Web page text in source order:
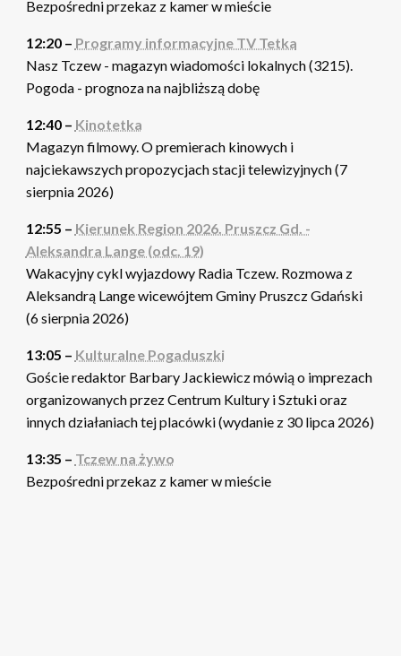
Bezpośredni przekaz z kamer w mieście
12:20 – Programy informacyjne TV Tetka
Nasz Tczew - magazyn wiadomości lokalnych (3215).
Pogoda - prognoza na najbliższą dobę
12:40 – Kinotetka
Magazyn filmowy. O premierach kinowych i
najciekawszych propozycjach stacji telewizyjnych (7
sierpnia 2026)
12:55 – Kierunek Region 2026. Pruszcz Gd. -
Aleksandra Lange (odc. 19)
Wakacyjny cykl wyjazdowy Radia Tczew. Rozmowa z
Aleksandrą Lange wicewójtem Gminy Pruszcz Gdański
(6 sierpnia 2026)
13:05 – Kulturalne Pogaduszki
Goście redaktor Barbary Jackiewicz mówią o imprezach
organizowanych przez Centrum Kultury i Sztuki oraz
innych działaniach tej placówki (wydanie z 30 lipca 2026)
13:35 – Tczew na żywo
Bezpośredni przekaz z kamer w mieście